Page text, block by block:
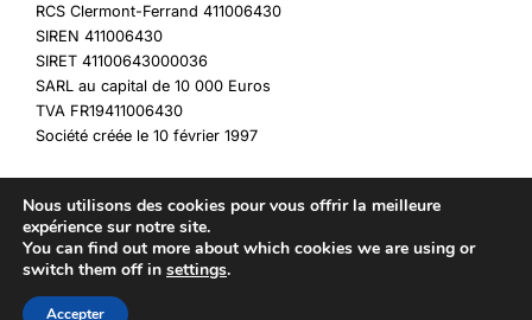
RCS Clermont-Ferrand 411006430
SIREN 411006430
SIRET 41100643000036
SARL au capital de 10 000 Euros
TVA FR19411006430
Société créée le 10 février 1997
Copyright © 2026 My Destockage
Nous utilisons des cookies pour vous offrir la meilleure
expérience sur notre site.
You can find out more about which cookies we are using or
switch them off in settings.
Accepter